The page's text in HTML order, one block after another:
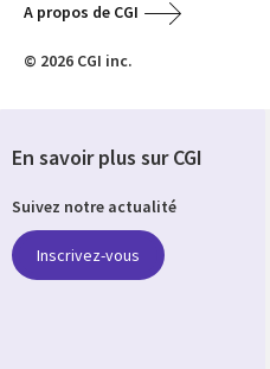
A propos de CGI
© 2026 CGI inc.
En savoir plus sur CGI
Suivez notre actualité
Inscrivez-vous